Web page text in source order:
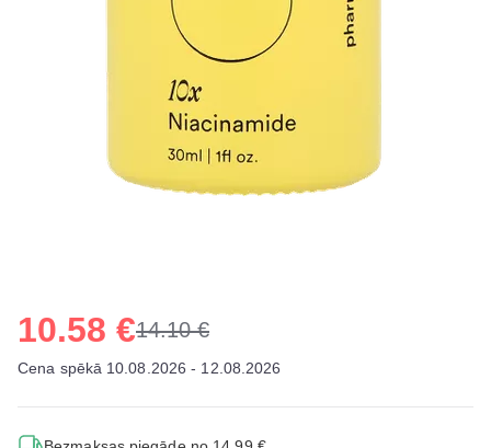
10.58 €14.10 €
Cena spēkā 10.08.2026 - 12.08.2026